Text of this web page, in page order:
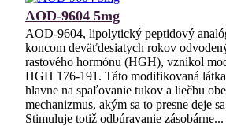
AOD-9604 5mg
AOD-9604, lipolytický peptidový
koncom deväťdesiatych rokov
rastového hormónu (HGH), vznikol
HGH 176-191. Táto modifikovaná
hlavne na spaľovanie tukov a liečbu
mechanizmus, akým sa to presne deje
Stimuluje totiž odbúravanie zásobárne...